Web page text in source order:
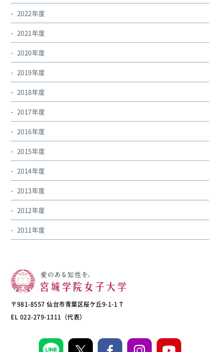
2022年度
2021年度
2020年度
2019年度
2018年度
2017年度
2016年度
2015年度
2014年度
2013年度
2012年度
2011年度
〒981-8557 仙台市青葉区桜ケ丘9-1-1 T
EL 022-279-1311（代表）